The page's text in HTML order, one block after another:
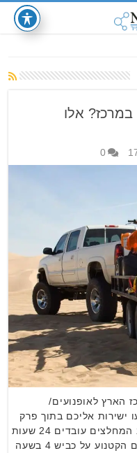
במרכז? אלו
0
הארץ לאופנועים/
ישירות אליכם בתוך פרק
זמן קצר, ולא משנה מה השעה, כי רוב המחלצים עובדים 24 שעות
ביממה…… 'שלשום בלילה נתקעתי עם הקטנוע על כביש 4 בשעה